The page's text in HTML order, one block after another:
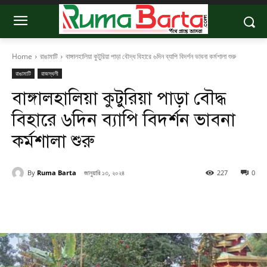
Home রাঙামাটি বাঙ্গালহালিয়া কুটুরিয়া পাড়া বৌদ্ধ বিহারে ৬দিন ব্যাপি বিদর্শন ভাবনা কর্মশালা শুরু
রাঙামাটি রাজস্থলী
বাঙ্গালহালিয়া কুটুরিয়া পাড়া বৌদ্ধ
বিহারে ৬দিন ব্যাপি বিদর্শন ভাবনা
কর্মশালা শুরু
By Ruma Barta জানুয়ারি ১৩, ২০২৪ 0
227